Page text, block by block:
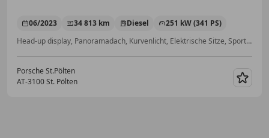
06/2023 34 813 km Diesel
251 kW (341 PS)
Head-up display, Panoramadach, Kurvenlicht, Elektrische Sitze, Sportsitze, Sportfahrwerk, Sitzheizung, Getönte Scheiben
Porsche St.Pölten
AT-3100 St. Pölten